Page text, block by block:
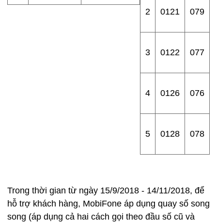
2 0121 079
3 0122 077
4 0126 076
5 0128 078
Trong thời gian từ ngày 15/9/2018 - 14/11/2018, để
hỗ trợ khách hàng, MobiFone áp dụng quay số song
song (áp dụng cả hai cách gọi theo đầu số cũ và